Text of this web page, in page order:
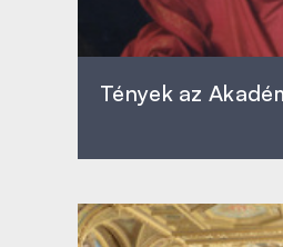
Tények az